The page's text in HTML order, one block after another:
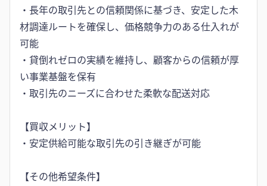
・長年の取引先との信頼関係に基づき、安定した木
材調達ルートを確保し、価格競争力のある仕入れが
可能
・貸倒れゼロの実績を維持し、顧客からの信頼が厚
い事業基盤を保有
・取引先のニーズに合わせた柔軟な配送対応
【買収メリット】
・安定供給可能な取引先の引き継ぎが可能
【その他希望条件】